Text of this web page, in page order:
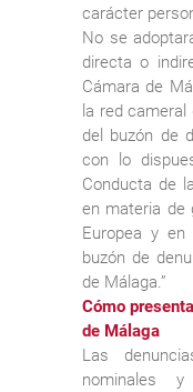
carácter
No se
directa o
Cámara de
la red
del buzón de
con lo
Conducta de
en materia de
Europea y en
buzón de
de Málaga.”
Cómo
de Málaga
Las
nominales